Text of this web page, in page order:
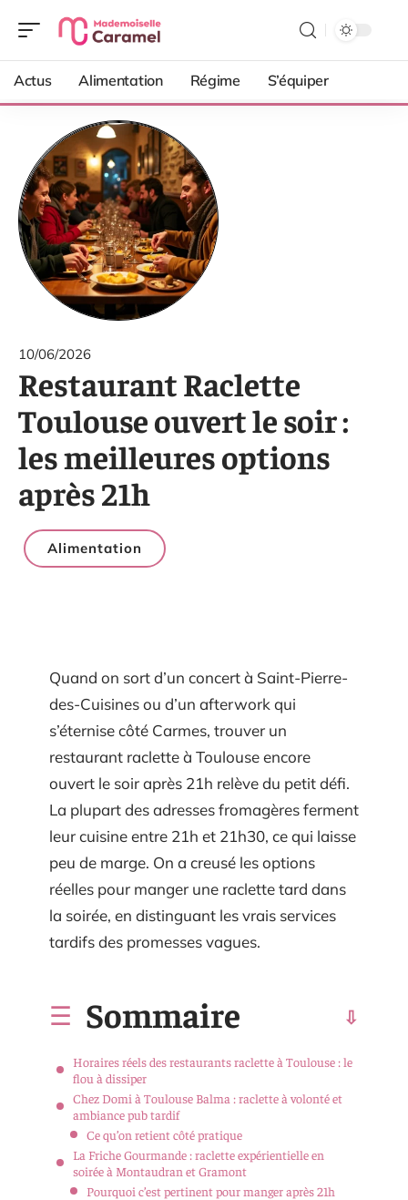
Actus Alimentation Régime S’équiper
10/06/2026
Restaurant Raclette
Toulouse ouvert le soir :
les meilleures options
après 21h
Alimentation
Quand on sort d’un concert à Saint-Pierre-
des-Cuisines ou d’un afterwork qui
s’éternise côté Carmes, trouver un
restaurant raclette à Toulouse encore
ouvert le soir après 21h relève du petit défi.
La plupart des adresses fromagères ferment
leur cuisine entre 21h et 21h30, ce qui laisse
peu de marge. On a creusé les options
réelles pour manger une raclette tard dans
la soirée, en distinguant les vrais services
tardifs des promesses vagues.
Sommaire
Horaires réels des restaurants raclette à Toulouse : le
flou à dissiper
Chez Domi à Toulouse Balma : raclette à volonté et
ambiance pub tardif
Ce qu’on retient côté pratique
La Friche Gourmande : raclette expérientielle en
soirée à Montaudran et Gramont
Pourquoi c’est pertinent pour manger après 21h